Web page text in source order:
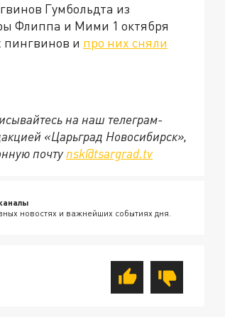
Гумбольдта из
Флиппа и Мими 1 октября
пингвинов и про них сняли
на наш телеграм-
«Царьград Новосибирск»,
почту nsk@tsargrad.tv
новостях и важнейших событиях дня.